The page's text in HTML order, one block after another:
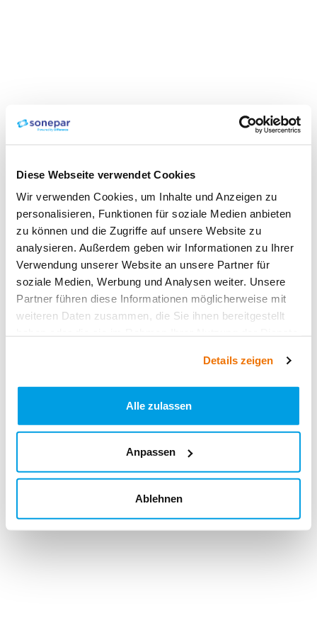
Diese Webseite verwendet Cookies
Wir verwenden Cookies, um Inhalte und Anzeigen zu
personalisieren, Funktionen für soziale Medien anbieten
zu können und die Zugriffe auf unsere Website zu
analysieren. Außerdem geben wir Informationen zu Ihrer
Verwendung unserer Website an unsere Partner für
soziale Medien, Werbung und Analysen weiter. Unsere
Partner führen diese Informationen möglicherweise mit
weiteren Daten zusammen, die Sie ihnen bereitgestellt
Details zeigen
Alle zulassen
Anpassen
Ablehnen